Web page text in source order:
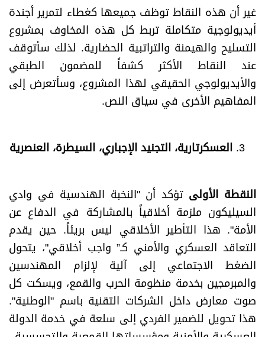
غير أن هذه النقاط توظف جميعها كغطاء لتمرير أجندة
أيديولوجية متكاملة تربط كل هذه المخاوف بمشروع
التسليح والهيمنة والتراتبية الحضارية. لذلك سأتوقف
عند النقاط الأكثر كشفاً للمضمون الطبقي
والأيديولوجي الحقيقي لهذا المشروع، وسأتعرض إلى
المفاهيم الأخرى في سياق النص.
العسكرتارية، التجنيد الإجباري، السيطرة، العنصرية
النقطة الأولى تؤكد أن "النخبة الهندسية في وادي
السيليكون ملزمة أخلاقياً بالمشاركة في الدفاع عن
الأمة". هذا التأطير الأخلاقي ليس بريئاً. حين يقدم
التعاقد العسكري والأمني كـ” واجب أخلاقي"، يتحول
الضغط الاجتماعي إلى آلية لإلزام المهندسين
والمبرمجين بخدمة منظومة الحرب والقمع، ويسكت كل
صوت معارض داخل الشركات التقنية باسم "الوطنية".
هذا تحويل للضمير الفردي إلى سلعة في خدمة الدولة